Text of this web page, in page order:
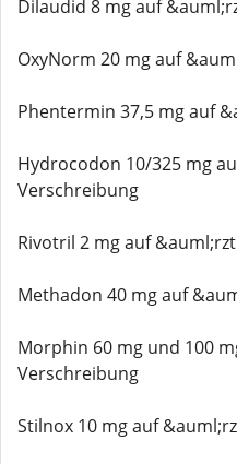
Dilaudid 8 mg auf
OxyNorm 20 mg auf
Phentermin 37,5 mg auf
Hydrocodon 10/325 mg
Verschreibung
Rivotril 2 mg auf
Methadon 40 mg auf
Morphin 60 mg und 100
Verschreibung
Stilnox 10 mg auf